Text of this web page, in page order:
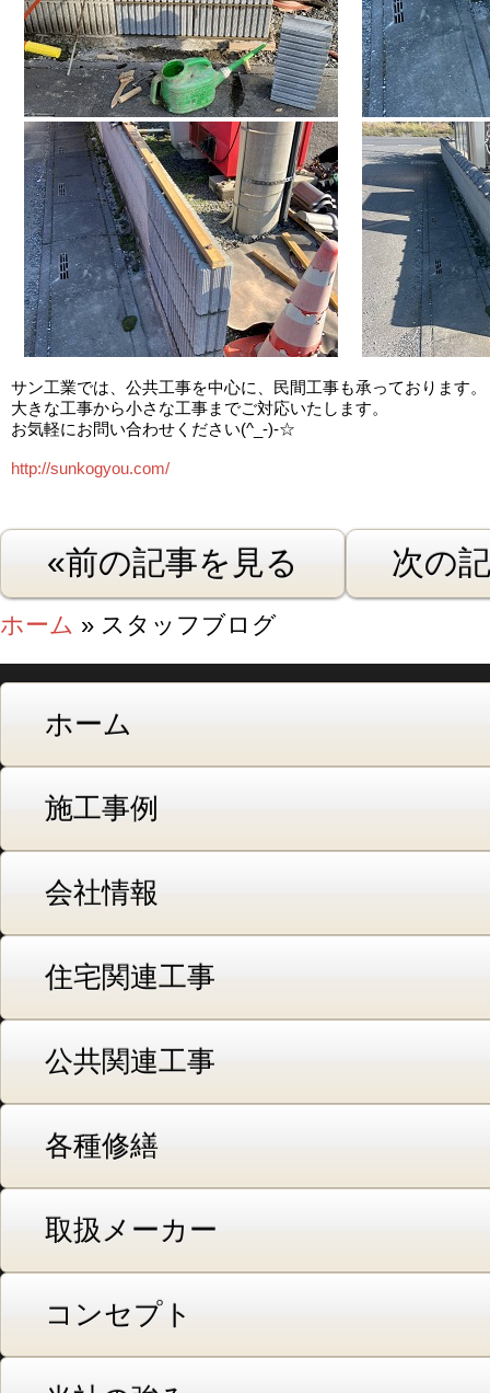
サン工業では、公共工事を中心に、民間工事も承っております。
大きな工事から小さな工事までご対応いたします。
お気軽にお問い合わせください(^_-)-☆
http://sunkogyou.com/
«前の記事を見る 次の
ホーム » スタッフブログ
ホーム
施工事例
会社情報
住宅関連工事
公共関連工事
各種修繕
取扱メーカー
コンセプト